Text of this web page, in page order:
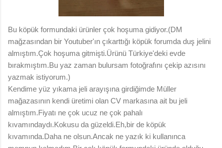
Bu köpük formundaki ürünler çok hoşuma gidiyor.(DM
mağzasından bir Youtuber'ın çıkarttığı köpük forumda duş jelini
almıştım.Çok hoşuma gitmişti.Ürünü Türkiye'deki evde
bırakmıştım.Bu yaz zaman bulursam fotoğrafını çekip azısını
yazmak istiyorum.)
Kendime yüz yıkama jeli arayışına girdiğimde Müller
mağazasının kendi üretimi olan CV markasına ait bu jeli
almıştım.Fiyatı ne çok ucuz ne çok pahalı
kıvamındaydı.Kokusu da güzeldi.Eh,bir de köpük
kıvamında.Daha ne olsun.Ancak ne yazık ki kullanınca